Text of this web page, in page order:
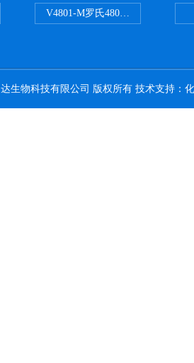
V4801-M罗氏480适配96孔板 PCR
生物科技有限公司 版权所有 技术支持：